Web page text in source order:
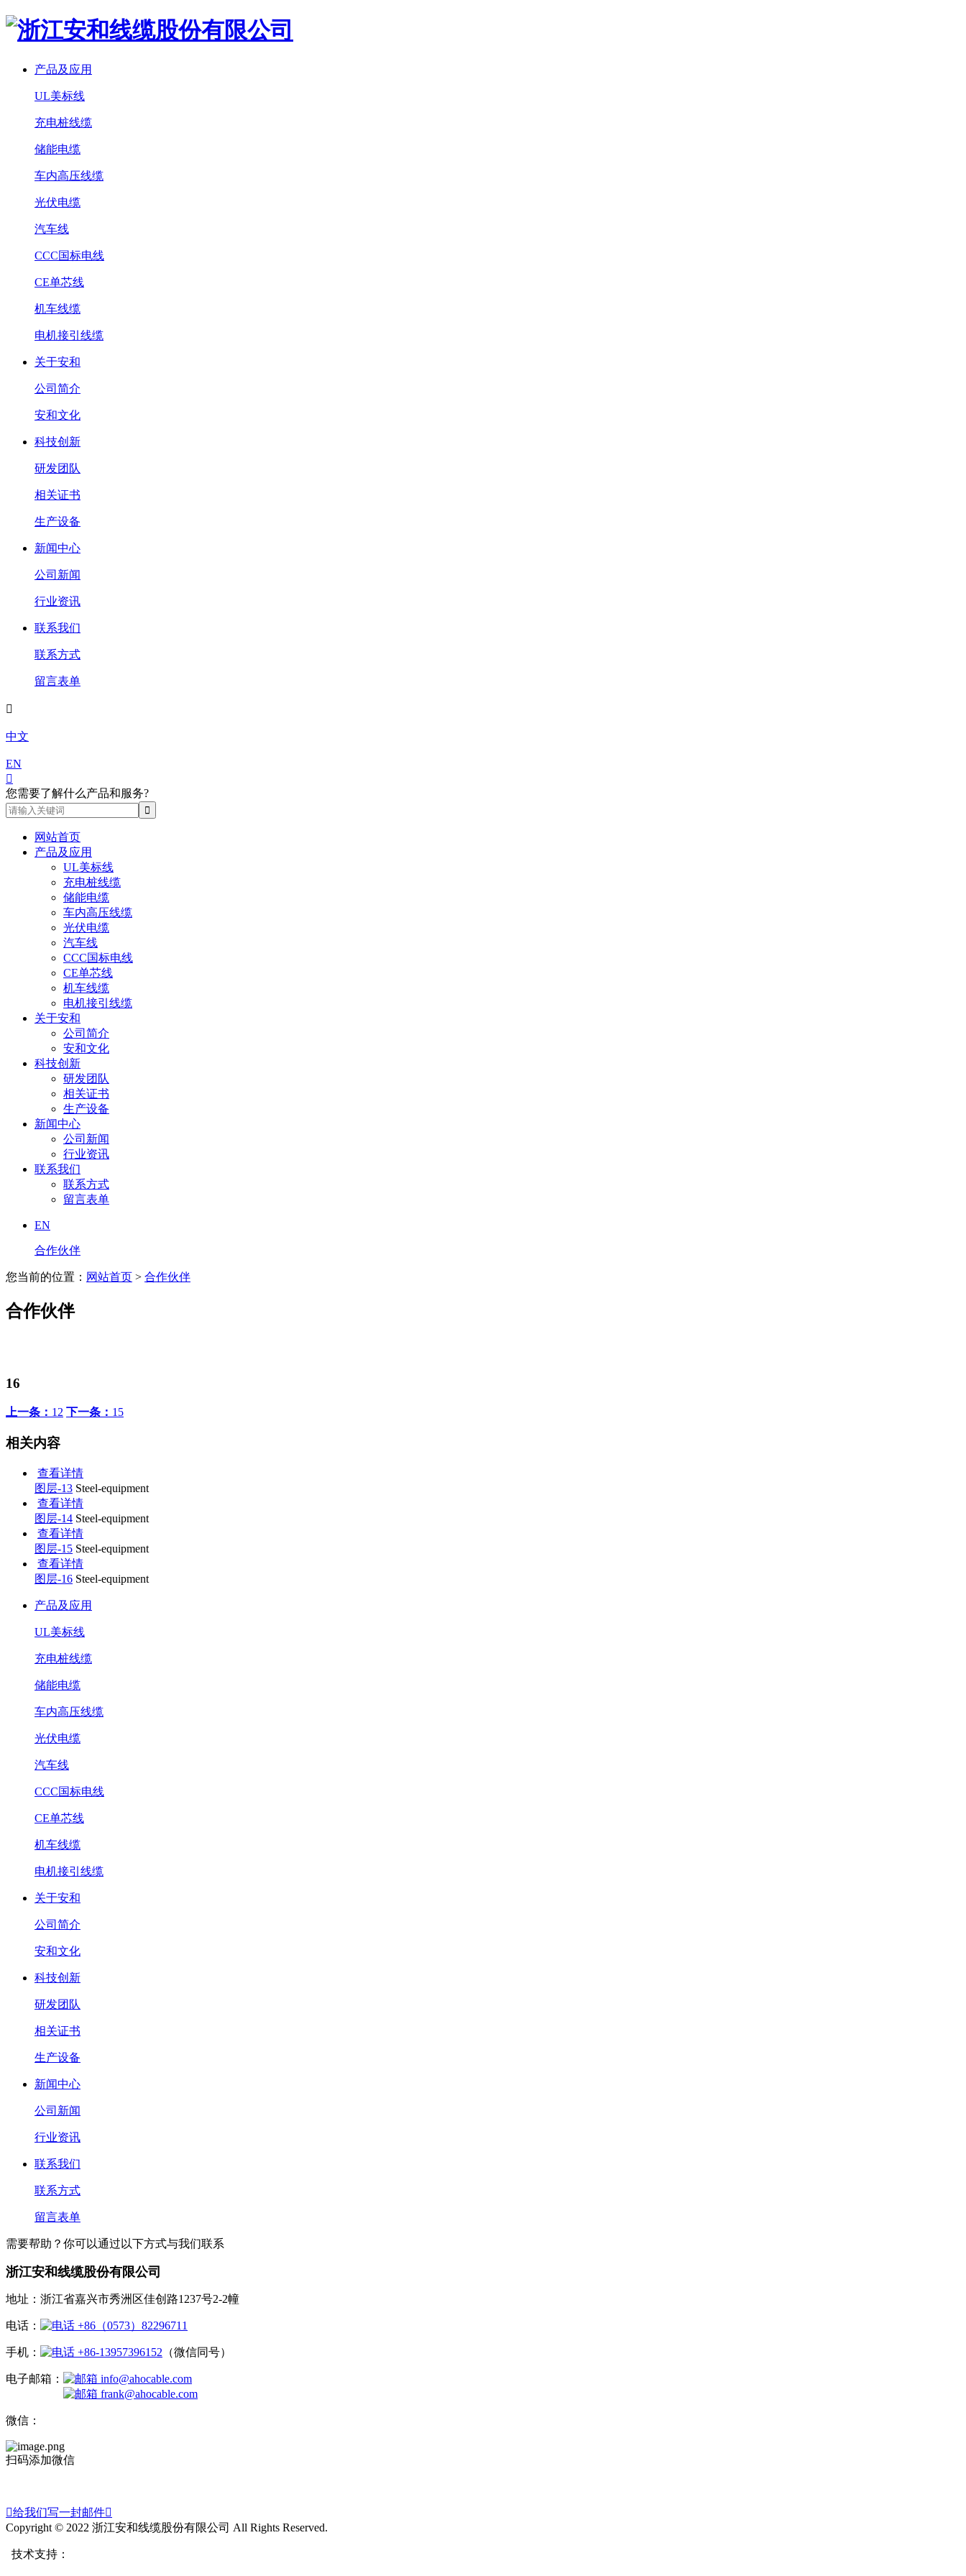
产品及应用
UL美标线
充电桩线缆
储能电缆
车内高压线缆
光伏电缆
汽车线
CCC国标电线
CE单芯线
机车线缆
电机接引线缆
关于安和
公司简介
安和文化
科技创新
研发团队
相关证书
生产设备
新闻中心
公司新闻
行业资讯
联系我们
联系方式
留言表单

中文
EN

您需要了解什么产品和服务?
网站首页
产品及应用
UL美标线
充电桩线缆
储能电缆
车内高压线缆
光伏电缆
汽车线
CCC国标电线
CE单芯线
机车线缆
电机接引线缆
关于安和
公司简介
安和文化
科技创新
研发团队
相关证书
生产设备
新闻中心
公司新闻
行业资讯
联系我们
联系方式
留言表单
EN
合作伙伴
您当前的位置： 网站首页 > 合作伙伴
合作伙伴
16
上一条： 12 下一条： 15
相关内容
查看详情
图层-13 Steel-equipment
查看详情
图层-14 Steel-equipment
查看详情
图层-15 Steel-equipment
查看详情
图层-16 Steel-equipment
产品及应用
UL美标线
充电桩线缆
储能电缆
车内高压线缆
光伏电缆
汽车线
CCC国标电线
CE单芯线
机车线缆
电机接引线缆
关于安和
公司简介
安和文化
科技创新
研发团队
相关证书
生产设备
新闻中心
公司新闻
行业资讯
联系我们
联系方式
留言表单
需要帮助？你可以通过以下方式与我们联系
浙江安和线缆股份有限公司
地址：浙江省嘉兴市秀洲区佳创路1237号2-2幢
电话： +86（0573）82296711
手机： +86-13957396152 （微信同号）
电子邮箱：
info@ahocable.com
frank@ahocable.com
微信：
扫码添加微信
给我们写一封邮件
Copyright © 2022 浙江安和线缆股份有限公司 All Rights Reserved.
技术支持：